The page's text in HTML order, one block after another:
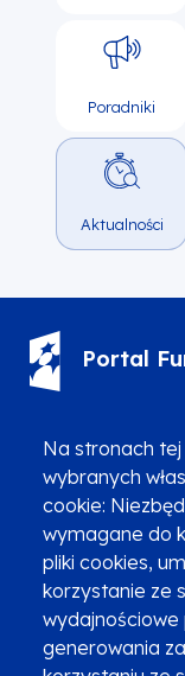
Na stronach
wybranych
cookie:
wymagane do
pliki cookies,
korzystanie ze
wydajnościowe
generowania
Poradniki
Aktualności
Portal
Zgłoszenia
Najczęściej